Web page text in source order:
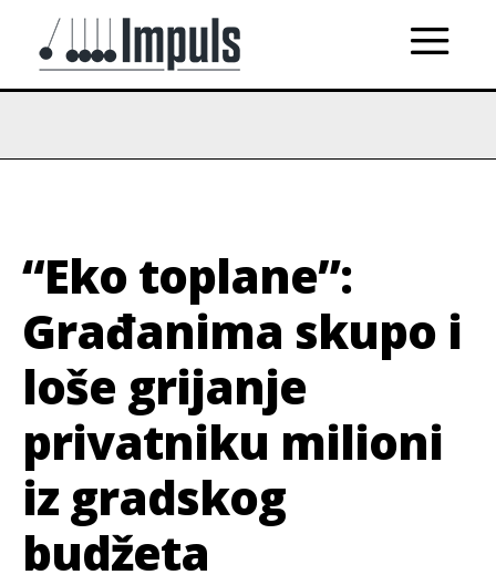
“Eko toplane”:
Građanima skupo i
loše grijanje
privatniku milioni
iz gradskog
budžeta